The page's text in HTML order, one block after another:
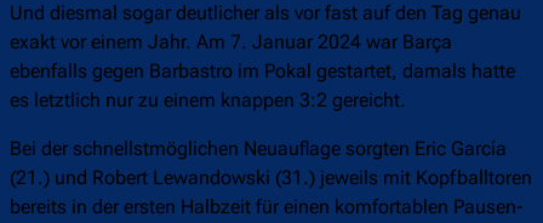
Und diesmal sogar deutlicher als vor fast auf den Tag genau
exakt vor einem Jahr. Am 7. Januar 2024 war Barça
ebenfalls gegen Barbastro im Pokal gestartet, damals hatte
es letztlich nur zu einem knappen 3:2 gereicht.
Bei der schnellstmöglichen Neuauflage sorgten Eric García
(21.) und Robert Lewandowski (31.) jeweils mit Kopfballtoren
bereits in der ersten Halbzeit für einen komfortablen Pausen-